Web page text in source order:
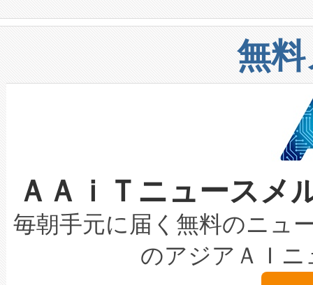
構造化トレーニングカリキュ
上げおよび商用化段階におけ
設備整備および立ち上げ調整
加組織は、Enzeneのバイオ
選定された製品について、自
取得できる可能性もあります
設には、3億～4億ドルかか
最高経営責任者（CEO）であ
す。「当社のfully-connected
ームを利用すれば、6,000万
安全性を追跡し、確保する事
増加しているデータセンター
る電力網に大きな負担をかけ
事業者の負担軽減という課題
系統連系を迅速にし、ピーク
限を超えて利用可能な電力容
持できるよう貢献します。こ
ービスレベル契約（SLA）違
テリー性能の劣化によるダウ
念は、現在データセンターが
や穀物倉庫におけるバルク材
リューション「Avia 2」を発
したAvia 2は、1,000メート
狭視野のFOVを切り替えるこ
ケーブル、枝などの細かな対
なレーザースポットにより、
な環境下でも豊かなディテー
キロメートル範囲を検出
LiDAR for Inspections,
は1535 nmレーザーを搭載。
無
ＡＡｉＴニュース
毎朝手元に届く無料のニュ
のアジアＡＩ